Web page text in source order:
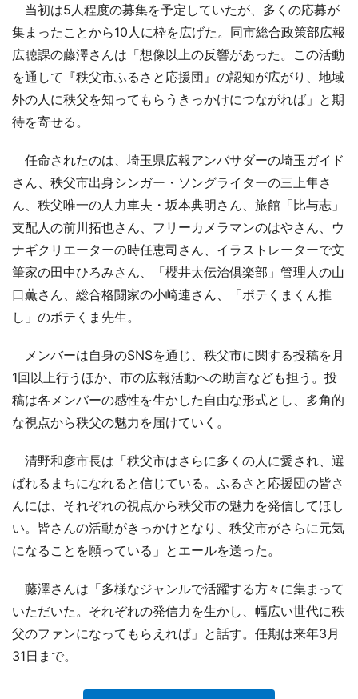
当初は5人程度の募集を予定していたが、多くの応募が
集まったことから10人に枠を広げた。同市総合政策部広報
広聴課の藤澤さんは「想像以上の反響があった。この活動
を通して『秩父市ふるさと応援団』の認知が広がり、地域
外の人に秩父を知ってもらうきっかけにつながれば」と期
待を寄せる。
任命されたのは、埼玉県広報アンバサダーの埼玉ガイド
さん、秩父市出身シンガー・ソングライターの三上隼さ
ん、秩父唯一の人力車夫・坂本典明さん、旅館「比与志」
支配人の前川拓也さん、フリーカメラマンのはやさん、ウ
ナギクリエーターの時任恵司さん、イラストレーターで文
筆家の田中ひろみさん、「櫻井太伝治倶楽部」管理人の山
口薫さん、総合格闘家の小崎連さん、「ポテくまくん推
し」のポテくま先生。
メンバーは自身のSNSを通じ、秩父市に関する投稿を月
1回以上行うほか、市の広報活動への助言なども担う。投
稿は各メンバーの感性を生かした自由な形式とし、多角的
な視点から秩父の魅力を届けていく。
清野和彦市長は「秩父市はさらに多くの人に愛され、選
ばれるまちになれると信じている。ふるさと応援団の皆さ
んには、それぞれの視点から秩父市の魅力を発信してほし
い。皆さんの活動がきっかけとなり、秩父市がさらに元気
になることを願っている」とエールを送った。
藤澤さんは「多様なジャンルで活躍する方々に集まって
いただいた。それぞれの発信力を生かし、幅広い世代に秩
父のファンになってもらえれば」と話す。任期は来年3月
31日まで。